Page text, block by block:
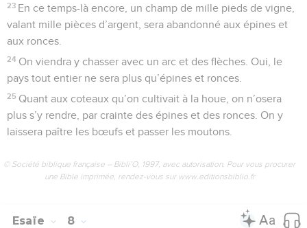
23 En ce temps-là encore, un champ de mille pieds de vigne,
valant mille pièces d’argent, sera abandonné aux épines et
aux ronces.
24 On viendra y chasser avec un arc et des flèches. Oui, le
pays tout entier ne sera plus qu’épines et ronces.
25 Quant aux coteaux qu’on cultivait à la houe, on n’osera
plus s’y rendre, par crainte des épines et des ronces. On y
laissera paître les bœufs et passer les moutons.
© Société biblique française – Bibli’O, 1997, avec autorisation. Pour vous procurer
une Bible imprimée, rendez-vous sur www.editionsbiblio.fr
Esaïe 8